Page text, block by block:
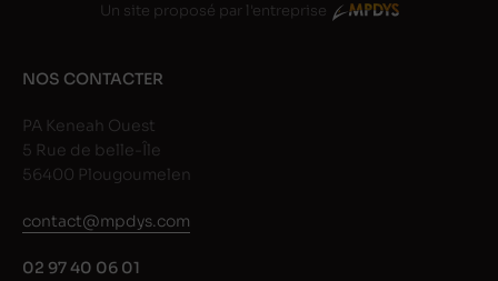
Un site proposé par l'entreprise
NOS CONTACTER
PA Keneah Ouest
5 Rue de belle-Île
56400 Plougoumelen
contact@mpdys.com
02 97 40 06 01